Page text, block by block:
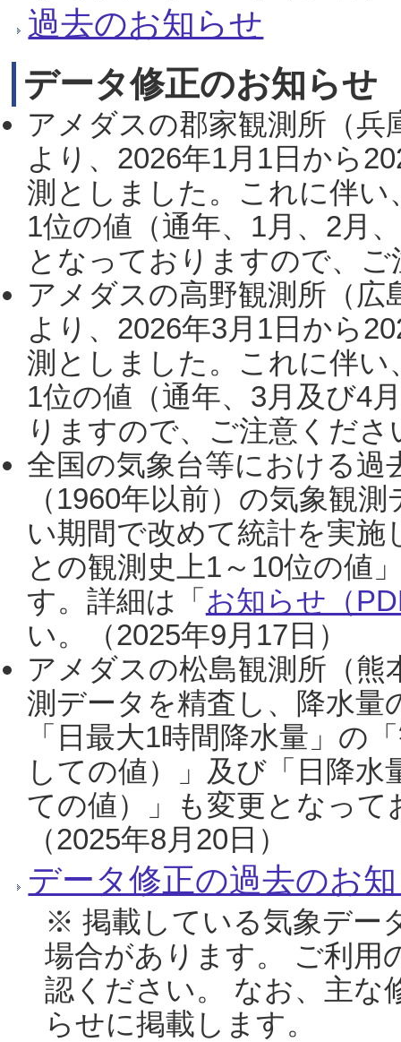
過去のお知らせ
データ修正のお知らせ
アメダスの郡家観測所（
より、2026年1月1日から
測としました。これに伴い
1位の値（通年、1月、2月
となっておりますので、
アメダスの高野観測所（
より、2026年3月1日から
測としました。これに伴い
1位の値（通年、3月及び4
りますので、ご注意くだ
全国の気象台等における過
（1960年以前）の気象観
い期間で改めて統計を実
との観測史上1～10位の値
す。詳細は「 お知らせ（
い。（2025年9月17日）
アメダスの松島観測所（熊
測データを精査し、降水
「日最大1時間降水量」の
しての値）」及び「日降
ての値）」も変更となっ
（2025年8月20日）
データ修正の過去のお
※ 掲載している気象デー
場合があります。 ご利用
認ください。 なお、主な
らせに掲載します。